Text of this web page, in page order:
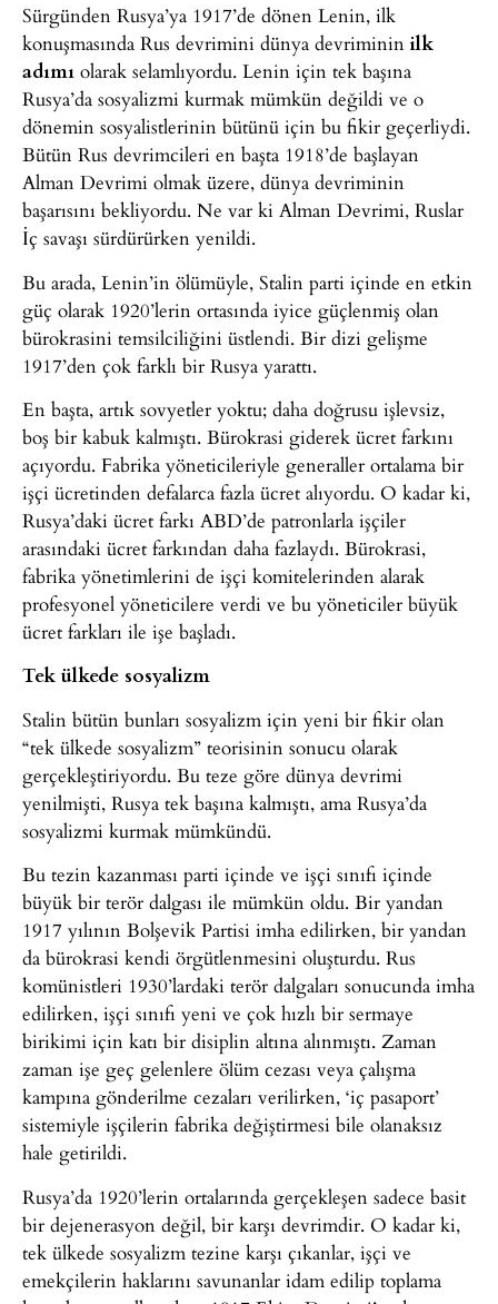
Sürgünden Rusya’ya 1917’de dönen Lenin, ilk
konuşmasında Rus devrimini dünya devriminin ilk
adımı olarak selamlıyordu. Lenin için tek başına
Rusya’da sosyalizmi kurmak mümkün değildi ve o
dönemin sosyalistlerinin bütünü için bu fikir geçerliydi.
Bütün Rus devrimcileri en başta 1918’de başlayan
Alman Devrimi olmak üzere, dünya devriminin
başarısını bekliyordu. Ne var ki Alman Devrimi, Ruslar
İç savaşı sürdürürken yenildi.
Bu arada, Lenin’in ölümüyle, Stalin parti içinde en etkin
güç olarak 1920’lerin ortasında iyice güçlenmiş olan
bürokrasini temsilciliğini üstlendi. Bir dizi gelişme
1917’den çok farklı bir Rusya yarattı.
En başta, artık sovyetler yoktu; daha doğrusu işlevsiz,
boş bir kabuk kalmıştı. Bürokrasi giderek ücret farkını
açıyordu. Fabrika yöneticileriyle generaller ortalama bir
işçi ücretinden defalarca fazla ücret alıyordu. O kadar ki,
Rusya’daki ücret farkı ABD’de patronlarla işçiler
arasındaki ücret farkından daha fazlaydı. Bürokrasi,
fabrika yönetimlerini de işçi komitelerinden alarak
profesyonel yöneticilere verdi ve bu yöneticiler büyük
ücret farkları ile işe başladı.
Tek ülkede sosyalizm
Stalin bütün bunları sosyalizm için yeni bir fikir olan
“tek ülkede sosyalizm” teorisinin sonucu olarak
gerçekleştiriyordu. Bu teze göre dünya devrimi
yenilmişti, Rusya tek başına kalmıştı, ama Rusya’da
sosyalizmi kurmak mümkündü.
Bu tezin kazanması parti içinde ve işçi sınıfı içinde
büyük bir terör dalgası ile mümkün oldu. Bir yandan
1917 yılının Bolşevik Partisi imha edilirken, bir yandan
da bürokrasi kendi örgütlenmesini oluşturdu. Rus
komünistleri 1930’lardaki terör dalgaları sonucunda imha
edilirken, işçi sınıfı yeni ve çok hızlı bir sermaye
birikimi için katı bir disiplin altına alınmıştı. Zaman
zaman işe geç gelenlere ölüm cezası veya çalışma
kampına gönderilme cezaları verilirken, ‘iç pasaport’
sistemiyle işçilerin fabrika değiştirmesi bile olanaksız
hale getirildi.
Rusya’da 1920’lerin ortalarında gerçekleşen sadece basit
bir dejenerasyon değil, bir karşı devrimdir. O kadar ki,
tek ülkede sosyalizm tezine karşı çıkanlar, işçi ve
emekçilerin haklarını savunanlar idam edilip toplama